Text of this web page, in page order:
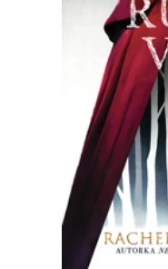
FUNKČNÍ
Nezbytné
Nezbytně nutné soubory
stránek, jako je přihlášení
bez nezbytně nutných
Název
CookieScriptConsent